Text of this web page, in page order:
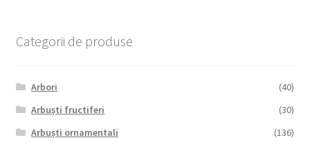
Categorii de produse
Arbori
(40)
Arbuști fructiferi
(30)
Arbuști ornamentali
(136)